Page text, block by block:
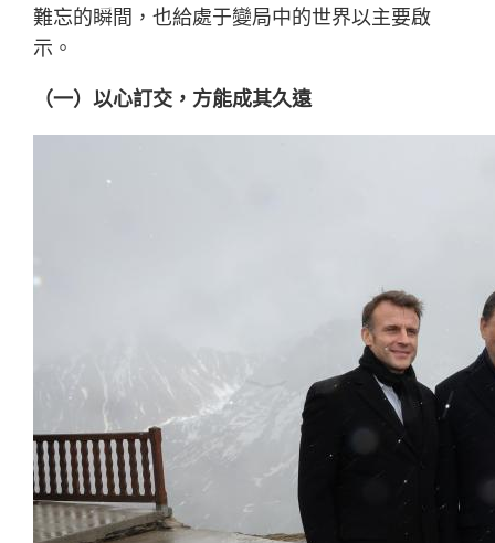
難忘的瞬間，也給處于變局中的世界以主要啟
示。
（一）以心訂交，方能成其久遠